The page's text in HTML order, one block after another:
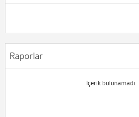
Raporlar
İçerik bulunamadı.